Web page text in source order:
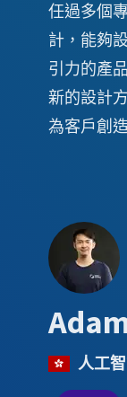
任過多個
計，能夠
引力的產
新的設計
為客戶創
人工